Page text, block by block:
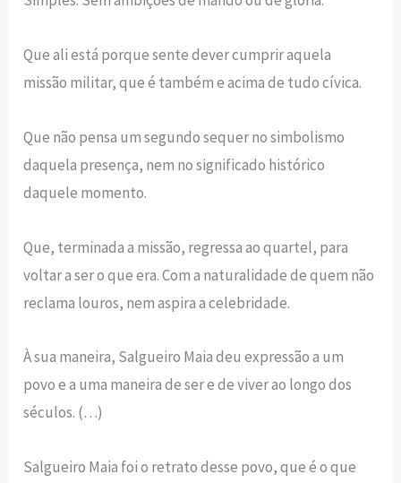
Que ali está porque sente dever cumprir aquela
missão militar, que é também e acima de tudo cívica.
Que não pensa um segundo sequer no simbolismo
daquela presença, nem no significado histórico
daquele momento.
Que, terminada a missão, regressa ao quartel, para
voltar a ser o que era. Com a naturalidade de quem não
reclama louros, nem aspira a celebridade.
À sua maneira, Salgueiro Maia deu expressão a um
povo e a uma maneira de ser e de viver ao longo dos
séculos. (…)
Salgueiro Maia foi o retrato desse povo, que é o que